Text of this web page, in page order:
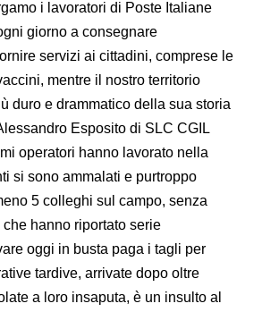
i lavoratori di Poste Italiane
giorno a consegnare
servizi ai cittadini, comprese le
mentre il nostro territorio
duro e drammatico della sua storia
Esposito di SLC CGIL
operatori hanno lavorato nella
si sono ammalati e purtroppo
5 colleghi sul campo, senza
hanno riportato serie
oggi in busta paga i tagli per
tardive, arrivate dopo oltre
a loro insaputa, è un insulto al